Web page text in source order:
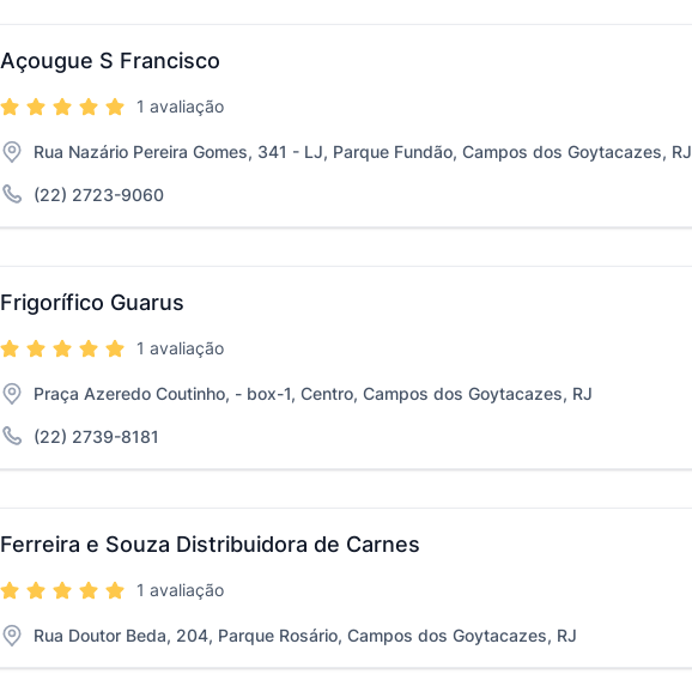
Açougue S Francisco
1 avaliação
Rua Nazário Pereira Gomes, 341 - LJ, Parque Fundão, Campos dos Goytacazes, RJ
(22) 2723-9060
Frigorífico Guarus
1 avaliação
Praça Azeredo Coutinho, - box-1, Centro, Campos dos Goytacazes, RJ
(22) 2739-8181
Ferreira e Souza Distribuidora de Carnes
1 avaliação
Rua Doutor Beda, 204, Parque Rosário, Campos dos Goytacazes, RJ